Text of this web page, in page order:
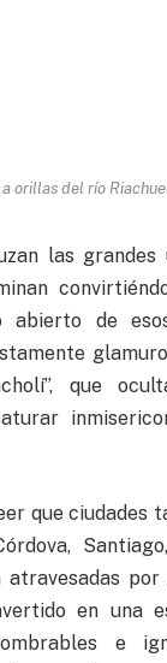
a orillas del río
las grandes
abierto de
que
que ciudades
en una
e